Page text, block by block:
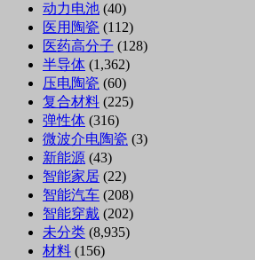
动力电池 (40)
医用陶瓷 (112)
医药高分子 (128)
半导体 (1,362)
压电陶瓷 (60)
复合材料 (225)
弹性体 (316)
微波介电陶瓷 (3)
新能源 (43)
智能家居 (22)
智能汽车 (208)
智能穿戴 (202)
未分类 (8,935)
材料 (156)